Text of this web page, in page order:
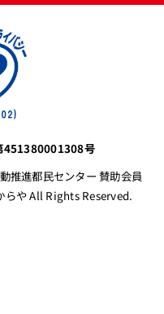
451380001308号
推進都民センター 賛助会員
や All Rights Reserved.